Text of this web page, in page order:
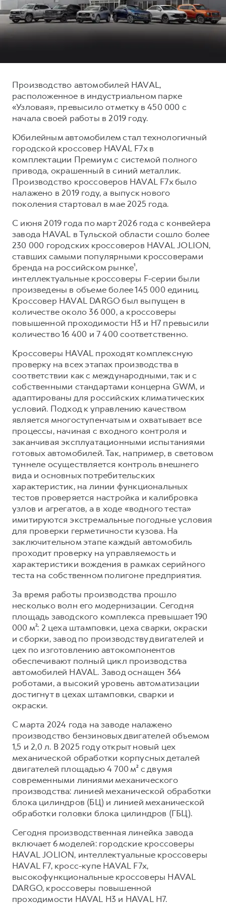
F7 F7X
Тест-драйв
Трейд-ин
КРЕДИТ И СТРАХОВАНИЕ
Кредитный калькулятор
Страхование
Кредит
КОРПОРАТИВНЫМ КЛИЕНТАМ
Для малого бизнеса
Корпоративным клиентам
Крупным корпоративным клиентам
Система управления автопарком
Сервис для корпоративных клиентов
HAVAL Лизинг
АКСЕССУАРЫ HAVAL
Автомобильные аксессуары
Коллекция CITY
Коллекция Базовая
СЕРВИСНОЕ ОБСЛУЖИВАНИЕ
Нулевое ТО
Регламенты технического обслуживания
Электронный ПТС
ПОДДЕРЖКА
Гарантия HAVAL
Мобильное приложение GWM
Программа «HAVAL Защита+»
Руководства по эксплуатации
АКСЕССУАРЫ HAVAL
Автомобильные аксессуары
Коллекция CITY
Коллекция Базовая
Коллекция Детская
О дилере
Наша команда
Производство автомобилей HAVAL,
расположенное в индустриальном парке
«Узловая», превысило отметку в 450 000 с
начала своей работы в 2019 году.
Юбилейным автомобилем стал технологичный
городской кроссовер HAVAL F7x в
комплектации Премиум с системой полного
привода, окрашенный в синий металлик.
Производство кроссоверов HAVAL F7x было
налажено в 2019 году, а выпуск нового
поколения стартовал в мае 2025 года.
С июня 2019 года по март 2026 года с конвейера
завода HAVAL в Тульской области сошло более
230 000 городских кроссоверов HAVAL JOLION,
ставших самыми популярными кроссоверами
бренда на российском рынке¹,
интеллектуальные кроссоверы F-серии были
произведены в объеме более 145 000 единиц.
Кроссовер HAVAL DARGO был выпущен в
количестве около 36 000, а кроссоверы
повышенной проходимости H3 и H7 превысили
количество 16 400 и 7 400 соответственно.
Кроссоверы HAVAL проходят комплексную
проверку на всех этапах производства в
соответствии как с международными, так и с
собственными стандартами концерна GWM, и
адаптированы для российских климатических
условий. Подход к управлению качеством
является многоступенчатым и охватывает все
процессы, начиная с входного контроля и
заканчивая эксплуатационными испытаниями
готовых автомобилей. Так, например, в световом
туннеле осуществляется контроль внешнего
вида и основных потребительских
характеристик, на линии функциональных
тестов проверяется настройка и калибровка
узлов и агрегатов, а в ходе «водного теста»
имитируются экстремальные погодные условия
для проверки герметичности кузова. На
заключительном этапе каждый автомобиль
проходит проверку на управляемость и
характеристики вождения в рамках серийного
теста на собственном полигоне предприятия.
За время работы производства прошло
несколько волн его модернизации. Сегодня
площадь заводского комплекса превышает 190
000 м²: 2 цеха штамповки, цеха сварки, окраски
и сборки, завод по производству двигателей и
цех по изготовлению автокомпонентов
обеспечивают полный цикл производства
автомобилей HAVAL. Завод оснащен 364
роботами, а высокий уровень автоматизации
достигнут в цехах штамповки, сварки и
окраски.
С марта 2024 года на заводе налажено
производство бензиновых двигателей объемом
1,5 и 2,0 л. В 2025 году открыт новый цех
механической обработки корпусных деталей
двигателей площадью 4 700 м² с двумя
современными линиями механического
производства: линией механической обработки
блока цилиндров (БЦ) и линией механической
обработки головки блока цилиндров (ГБЦ).
Сегодня производственная линейка завода
включает 6 моделей: городские кроссоверы
HAVAL JOLION, интеллектуальные кроссоверы
HAVAL F7, кросс-купе HAVAL F7x,
высокофункциональные кроссоверы HAVAL
DARGO, кроссоверы повышенной
проходимости HAVAL H3 и HAVAL H7.